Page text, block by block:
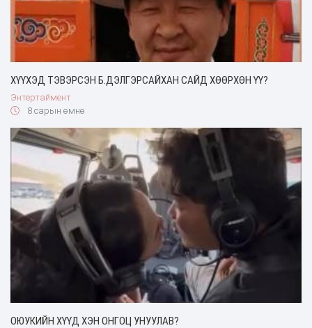
ХҮҮХЭД ТЭВЭРСЭН Б.ДЭЛГЭРСАЙХАН САЙД ХӨӨРХӨН ҮҮ?
Энтертаймент
8 сарын өмнө
ОЮУКИЙН ХҮҮД ХЭН ОНГОЦ УНУУЛАВ?